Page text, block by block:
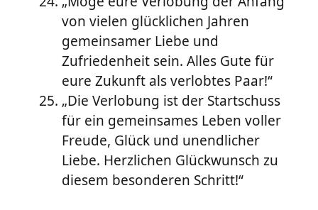
von vielen glücklichen Jahren
gemeinsamer Liebe und
Zufriedenheit sein. Alles Gute für
eure Zukunft als verlobtes Paar!“
„Die Verlobung ist der Startschuss
für ein gemeinsames Leben voller
Freude, Glück und unendlicher
Liebe. Herzlichen Glückwunsch zu
diesem besonderen Schritt!“